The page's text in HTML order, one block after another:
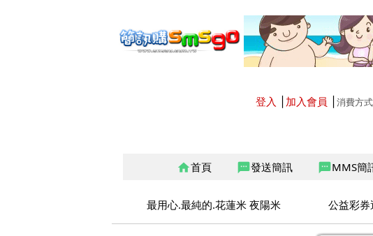
登入 加入會員 消費方式
home首頁 sms發送簡訊 smsMMS簡
最用心.最純的.花蓮米 夜陽米 公益彩